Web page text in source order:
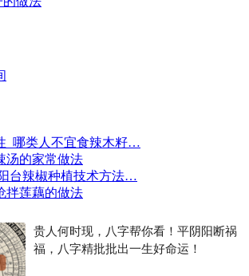
_哪类人不宜食辣木籽…
汤的家常做法
台辣椒种植技术方法…
拌莲藕的做法
贵人何时现，八字帮你看！平阴阳断祸
福，八字精批批出一生好命运！